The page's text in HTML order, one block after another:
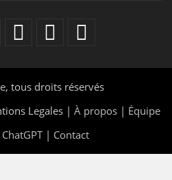
, tous droits réservés
Legales | À propos | Équipe
ChatGPT| Contact